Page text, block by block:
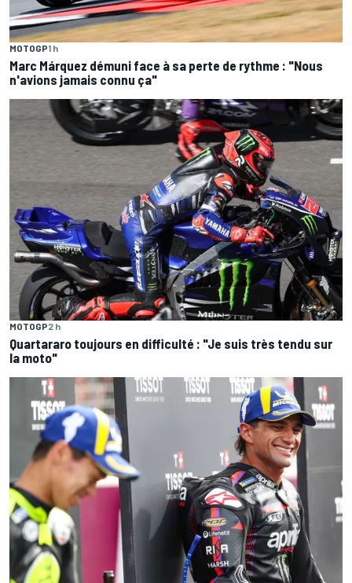
MOTOGP1 h
Marc Márquez démuni face à sa perte de rythme : "Nous
n'avions jamais connu ça"
MOTOGP2 h
Quartararo toujours en difficulté : "Je suis très tendu sur
la moto"